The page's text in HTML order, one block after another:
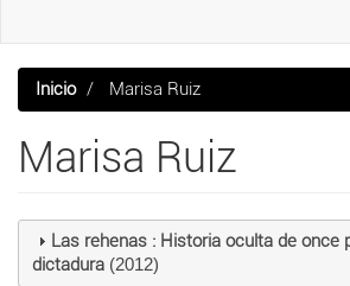
Inicio Marisa Ruiz
Marisa Ruiz
Las rehenas : Historia oculta de once
dictadura(2012)